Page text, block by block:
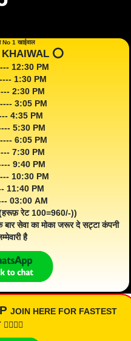
No 1 खाईवाल
⭕️
--- 12:30 PM
---- 1:30 PM
2:30 PM
3:05 PM
4:35 PM
5:30 PM
6:05 PM
7:30 PM
9:40 PM
10:30 PM
11:40 PM
03:00 AM
रेट 100=960/-))
सेवा का मोका जरूर दे सट्टा कंपनी
है
JOIN HERE FOR FASTEST